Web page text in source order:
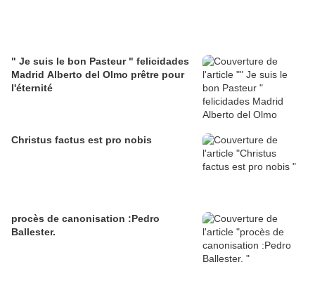
" Je suis le bon Pasteur " felicidades
Madrid Alberto del Olmo prêtre pour
l'éternité
Christus factus est pro nobis
procès de canonisation :Pedro
Ballester.